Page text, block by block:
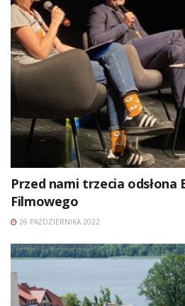
Przed nami trzecia odsłona
Filmowego
26 PAŹDZIERNIKA 2022